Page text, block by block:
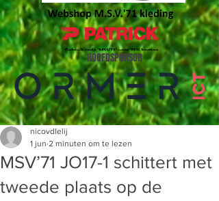
HOOFDSPONSOR
MSV’71 JO17-1 schittert met
tweede plaats op de
nicovdlelij
1 jun 2 minuten om te lezen